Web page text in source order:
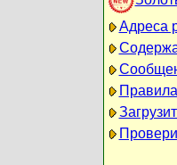
Адреса